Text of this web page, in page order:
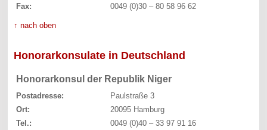
Fax:
0049 (0)30 – 80 58 96 62
↑ nach oben
Honorarkonsulate in Deutschland
Honorarkonsul der Republik Niger
Postadresse:
Paulstraße 3
Ort:
20095 Hamburg
Tel.:
0049 (0)40 – 33 97 91 16